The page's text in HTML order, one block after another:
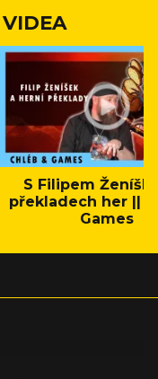
S Filipem
překladech her ||
Games